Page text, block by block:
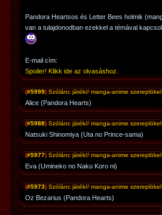
Pandora Heartsos és Letter Bees holmik
van a tulajdonodban ezekkel a témával
E-mail cím:
Spoiler! Klikk ide az olvasáshoz.
(#5999) Szólánc játék// manga-anime szereplökel
Alice (Pandora Hearts)
(#5988) Szólánc játék// manga-anime szereplökel
Natsuki Shinomiya (Uta no Prince-sama)
(#5977) Szólánc játék// manga-anime szereplökel
Eva (Umineko no Naku Koro ni)
(#5973) Szólánc játék// manga-anime szereplökel
Oz Bezarius (Pandora Hearts)